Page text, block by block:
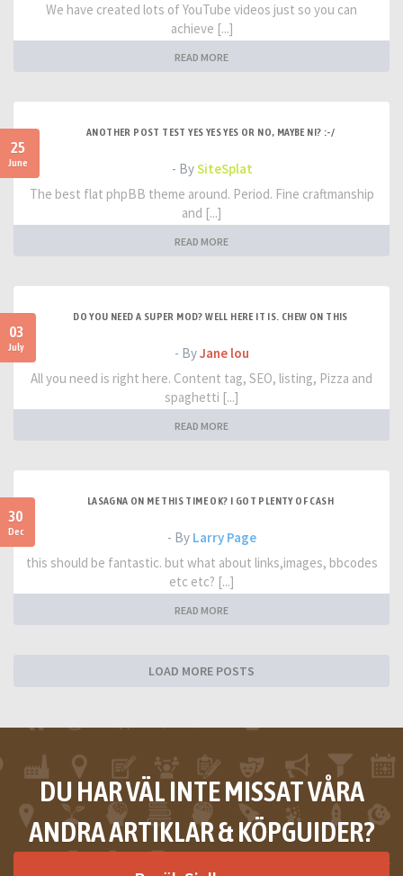
We have created lots of YouTube videos just so you can
achieve [...]
READ MORE
25
June
ANOTHER POST TEST YES YES YES OR NO, MAYBE NI? :-/
- BySiteSplat
The best flat phpBB theme around. Period. Fine craftmanship
and [...]
READ MORE
03
July
DO YOU NEED A SUPER MOD? WELL HERE IT IS. CHEW ON THIS
- ByJane lou
All you need is right here. Content tag, SEO, listing, Pizza and
spaghetti [...]
READ MORE
30
Dec
LASAGNA ON ME THIS TIME OK? I GOT PLENTY OF CASH
- By Larry Page
this should be fantastic. but what about links,images, bbcodes
etc etc? [...]
READ MORE
LOAD MORE POSTS
DU HAR VÄL INTE MISSAT VÅRA
ANDRA ARTIKLAR & KÖPGUIDER?